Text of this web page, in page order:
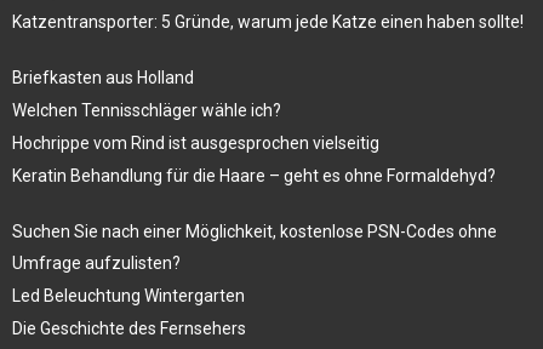
Katzentransporter: 5 Gründe, warum jede Katze einen haben sollte!
Briefkasten aus Holland
Welchen Tennisschläger wähle ich?
Hochrippe vom Rind ist ausgesprochen vielseitig
Keratin Behandlung für die Haare – geht es ohne Formaldehyd?
Suchen Sie nach einer Möglichkeit, kostenlose PSN-Codes ohne
Umfrage aufzulisten?
Led Beleuchtung Wintergarten
Die Geschichte des Fernsehers